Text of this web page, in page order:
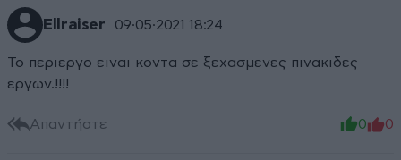
Ellraiser 09·05·2021 18:24
Το περιεργο ειναι κοντα σε ξεχασμενες πινακιδες
εργων.!!!!
Απαντήστε 0 0